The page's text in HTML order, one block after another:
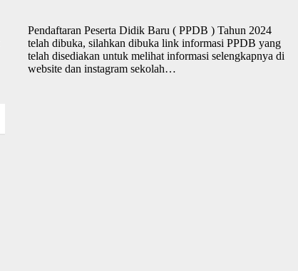
Pendaftaran Peserta Didik Baru ( PPDB ) Tahun 2024
telah dibuka, silahkan dibuka link informasi PPDB yang
telah disediakan untuk melihat informasi selengkapnya di
website dan instagram sekolah…